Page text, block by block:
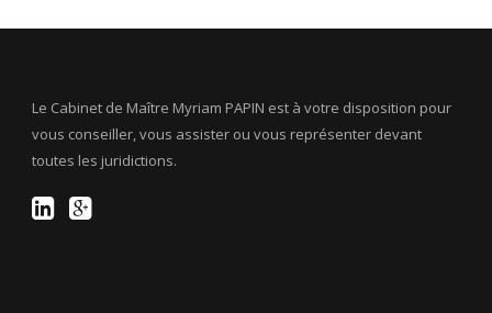
Le Cabinet de Maître Myriam PAPIN est à votre disposition pour
vous conseiller, vous assister ou vous représenter devant
toutes les juridictions.